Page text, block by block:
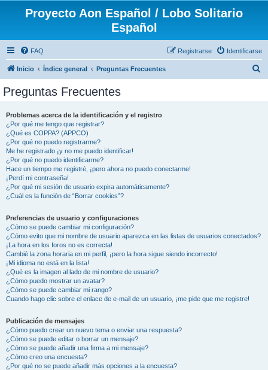
Proyecto Aon Español / Lobo Solitario
Español
FAQ Identificarse
Registrarse
Inicio Índice general Preguntas Frecuentes
Preguntas Frecuentes
Problemas acerca de la identificación y el registro
¿Por qué me tengo que registrar?
¿Qué es COPPA? (APPCO)
¿Por qué no puedo registrarme?
Me he registrado ¡y no me puedo identificar!
¿Por qué no puedo identificarme?
Hace un tiempo me registré, ¡pero ahora no puedo conectarme!
¡Perdí mi contraseña!
¿Por qué mi sesión de usuario expira automáticamente?
¿Cuál es la función de “Borrar cookies”?
Preferencias de usuario y configuraciones
¿Cómo se puede cambiar mi configuración?
¿Cómo evito que mi nombre de usuario aparezca en las listas de usuarios conectados?
¡La hora en los foros no es correcta!
Cambié la zona horaria en mi perfil, ¡pero la hora sigue siendo incorrecto!
¡Mi idioma no está en la lista!
¿Qué es la imagen al lado de mi nombre de usuario?
¿Cómo puedo mostrar un avatar?
¿Cómo se puede cambiar mi rango?
Cuando hago clic sobre el enlace de e-mail de un usuario, ¡me pide que me registre!
Publicación de mensajes
¿Cómo puedo crear un nuevo tema o enviar una respuesta?
¿Cómo se puede editar o borrar un mensaje?
¿Cómo se puede añadir una firma a mi mensaje?
¿Cómo creo una encuesta?
¿Por qué no se puede añadir más opciones a la encuesta?